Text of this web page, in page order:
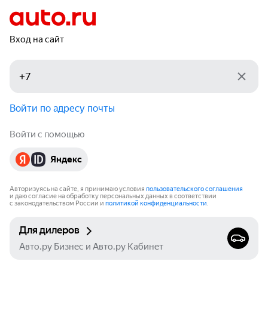
Вход на сайт
Войти по адресу почты
Войти с помощью
Яндекс
Авторизуясь на сайте, я принимаю условия пользовательского соглашения
и даю согласие на обработку персональных данных в соответствии
с законодательством России и политикой конфиденциальности.
Для дилеров
Авто.ру Бизнес и Авто.ру Кабинет